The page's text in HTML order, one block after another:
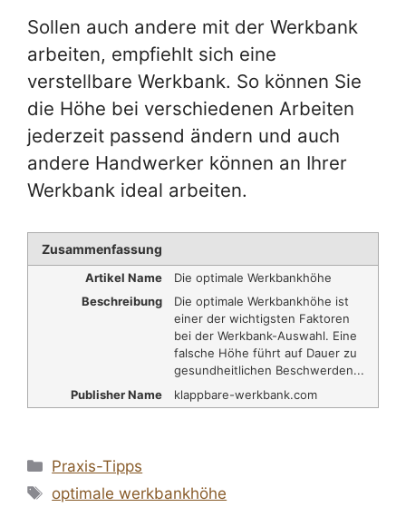
Sollen auch andere mit der Werkbank
arbeiten, empfiehlt sich eine
verstellbare Werkbank. So können Sie
die Höhe bei verschiedenen Arbeiten
jederzeit passend ändern und auch
andere Handwerker können an Ihrer
Werkbank ideal arbeiten.
Zusammenfassung
Artikel Name
Die optimale Werkbankhöhe
Beschreibung
Die optimale Werkbankhöhe ist
einer der wichtigsten Faktoren
bei der Werkbank-Auswahl. Eine
falsche Höhe führt auf Dauer zu
gesundheitlichen Beschwerden...
Publisher Name
klappbare-werkbank.com
Kategorien
Praxis-Tipps
Schlagwörter
optimale werkbankhöhe